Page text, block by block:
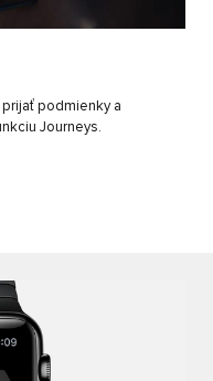
podmienky a
Journeys.